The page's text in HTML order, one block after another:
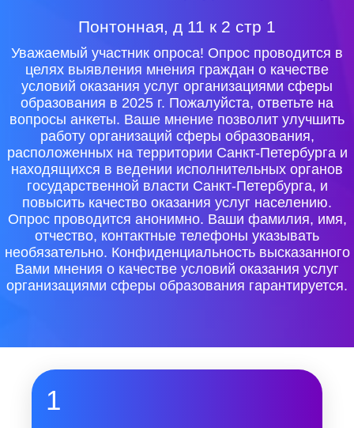
Понтонная, д 11 к 2 стр 1
Уважаемый участник опроса! Опрос проводится в
целях выявления мнения граждан о качестве
условий оказания услуг организациями сферы
образования в 2025 г. Пожалуйста, ответьте на
вопросы анкеты. Ваше мнение позволит улучшить
работу организаций сферы образования,
расположенных на территории Санкт-Петербурга и
находящихся в ведении исполнительных органов
государственной власти Санкт-Петербурга, и
повысить качество оказания услуг населению.
Опрос проводится анонимно. Ваши фамилия, имя,
отчество, контактные телефоны указывать
необязательно. Конфиденциальность высказанного
Вами мнения о качестве условий оказания услуг
организациями сферы образования гарантируется.
1